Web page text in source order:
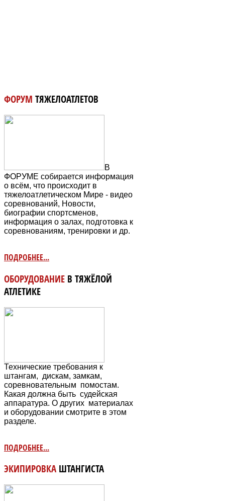
ФОРУМ ТЯЖЕЛОАТЛЕТОВ
В
ФОРУМЕ собирается информация
о всём, что происходит в
тяжелоатлетическом Мире - видео
соревнований, Новости,
биографии спортсменов,
информация о залах, подготовка к
соревнованиям, тренировки и др.
ПОДРОБНЕЕ...
ОБОРУДОВАНИЕ В ТЯЖЁЛОЙ
АТЛЕТИКЕ
Технические требования к
штангам, дискам, замкам,
соревновательным помостам.
Какая должна быть судейская
аппаратура. О других материалах
и оборудовании смотрите в этом
разделе.
ПОДРОБНЕЕ...
ЭКИПИРОВКА ШТАНГИСТА